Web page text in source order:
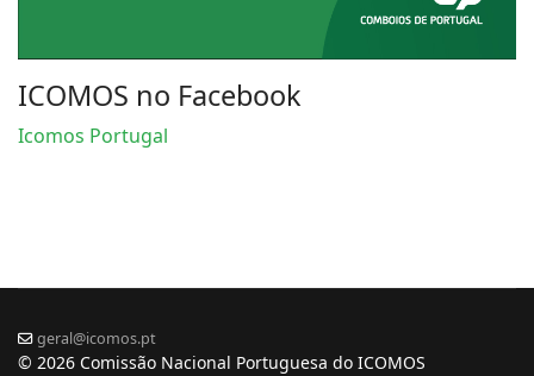
ICOMOS no Facebook
Icomos Portugal
geral@icomos.pt
© 2026 Comissão Nacional Portuguesa do ICOMOS